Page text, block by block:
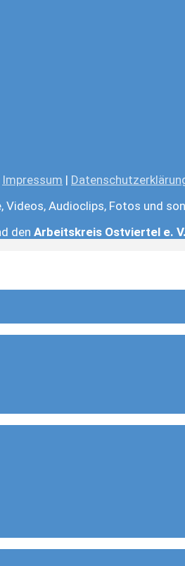
Impressum |
Videos, Audioclips, Fotos und
den Arbeitskreis Ostviertel e. V.